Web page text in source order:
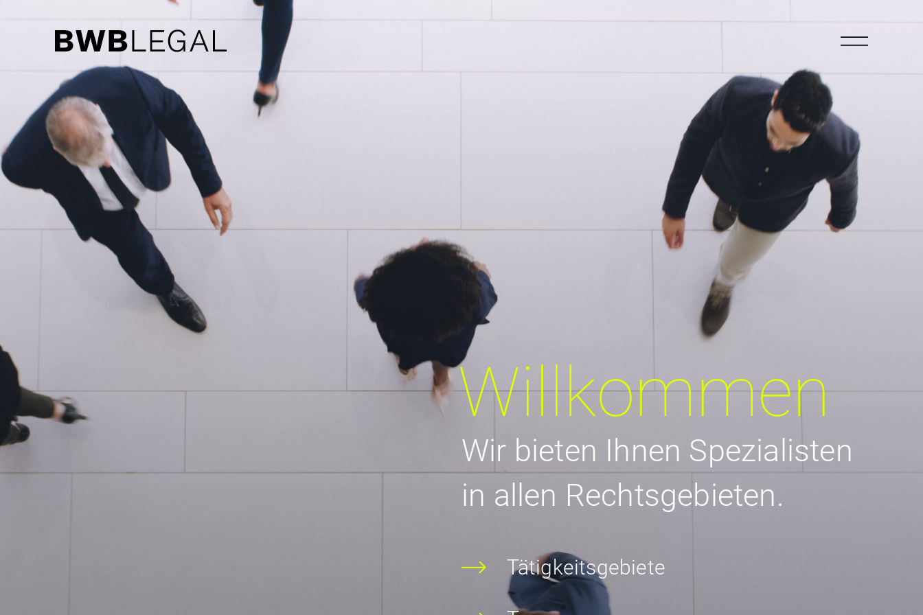
Willkommen
Wir bieten Ihnen Spezialisten
in allen Rechtsgebieten.
Tätigkeitsgebiete